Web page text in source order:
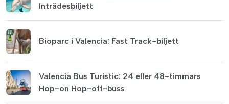
Inträdesbiljett
Bioparc i Valencia: Fast Track-biljett
Valencia Bus Turistic: 24 eller 48-timmars
Hop-on Hop-off-buss